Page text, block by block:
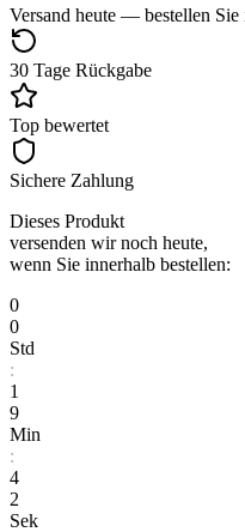
Versand heute — bestellen Sie
30 Tage Rückgabe
Top bewertet
Sichere Zahlung
Dieses Produkt
versenden wir noch heute,
wenn Sie innerhalb bestellen:
0
0
Std
:
1
9
Min
:
4
1
Sek